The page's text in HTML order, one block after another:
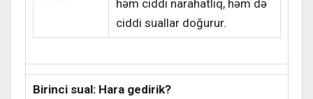
həm ciddi narahatlıq, həm də
ciddi suallar doğurur.
Birinci sual: Hara gedirik?